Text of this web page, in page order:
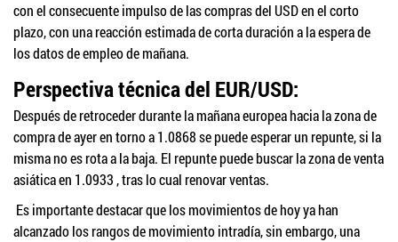
con el consecuente impulso de las compras del USD en el corto
plazo, con una reacción estimada de corta duración a la espera de
los datos de empleo de mañana.
Perspectiva técnica del EUR/USD:
Después de retroceder durante la mañana europea hacia la zona de
compra de ayer en torno a 1.0868 se puede esperar un repunte, si la
misma no es rota a la baja. El repunte puede buscar la zona de venta
asiática en 1.0933 , tras lo cual renovar ventas.
Es importante destacar que los movimientos de hoy ya han
alcanzado los rangos de movimiento intradía, sin embargo, una